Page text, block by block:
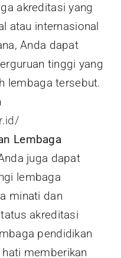
akreditasi yang
atau internasional
Anda dapat
tinggi yang
lembaga tersebut.
Lembaga
juga dapat
lembaga
minati dan
akreditasi
pendidikan
memberikan